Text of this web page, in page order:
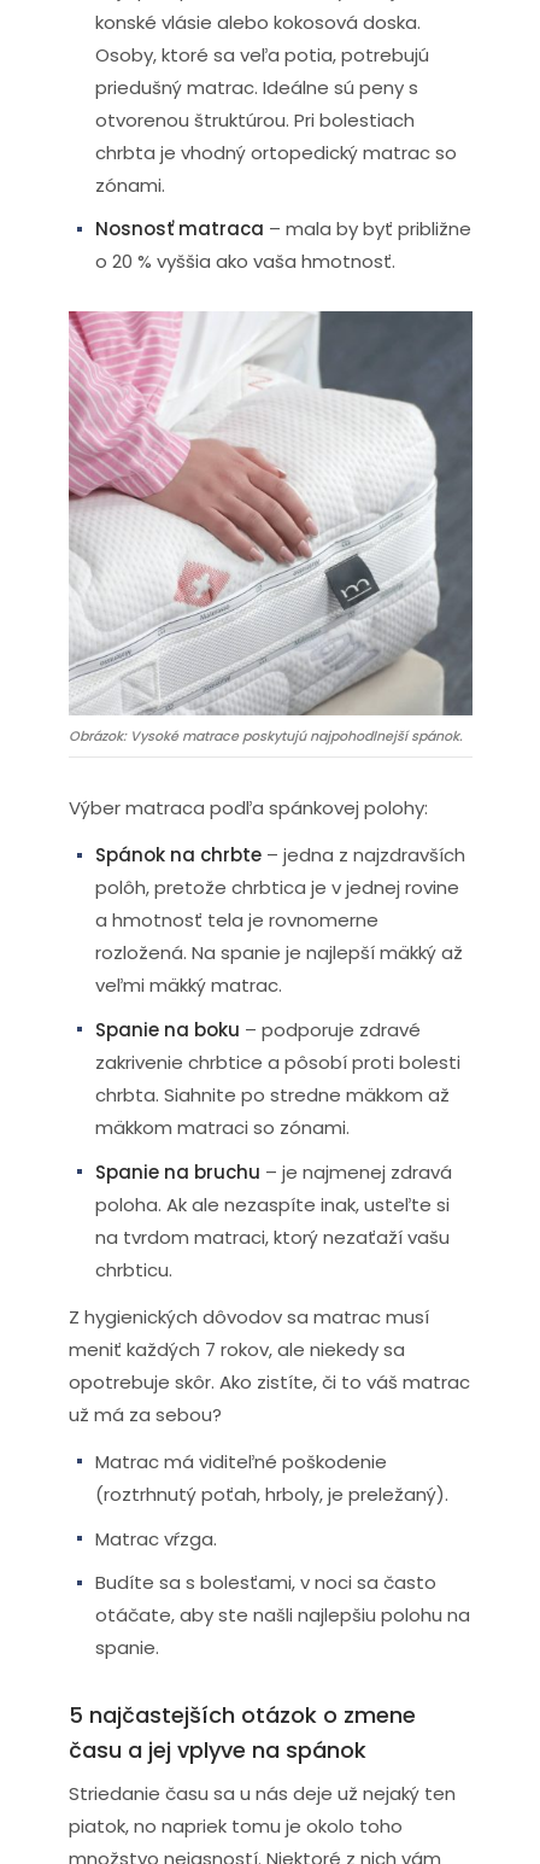
konské vlásie alebo kokosová doska.
Osoby, ktoré sa veľa potia, potrebujú
priedušný matrac. Ideálne sú peny s
otvorenou štruktúrou. Pri bolestiach
chrbta je vhodný ortopedický matrac so
zónami.
Nosnosť matraca – mala by byť približne
o 20 % vyššia ako vaša hmotnosť.
Obrázok: Vysoké matrace poskytujú najpohodlnejší spánok.
Výber matraca podľa spánkovej polohy:
Spánok na chrbte – jedna z najzdravších
polôh, pretože chrbtica je v jednej rovine
a hmotnosť tela je rovnomerne
rozložená. Na spanie je najlepší mäkký až
veľmi mäkký matrac.
Spanie na boku – podporuje zdravé
zakrivenie chrbtice a pôsobí proti bolesti
chrbta. Siahnite po stredne mäkkom až
mäkkom matraci so zónami.
Spanie na bruchu – je najmenej zdravá
poloha. Ak ale nezaspíte inak, usteľte si
na tvrdom matraci, ktorý nezaťaží vašu
chrbticu.
Z hygienických dôvodov sa matrac musí
meniť každých 7 rokov, ale niekedy sa
opotrebuje skôr. Ako zistíte, či to váš matrac
už má za sebou?
Matrac má viditeľné poškodenie
(roztrhnutý poťah, hrboly, je preležaný).
Matrac vŕzga.
Budíte sa s bolesťami, v noci sa často
otáčate, aby ste našli najlepšiu polohu na
spanie.
5 najčastejších otázok o zmene
času a jej vplyve na spánok
Striedanie času sa u nás deje už nejaký ten
piatok, no napriek tomu je okolo toho